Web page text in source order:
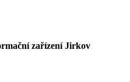
zařízení Jirkov